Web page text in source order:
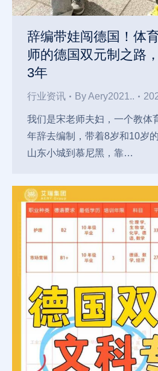
辞编带娃闯德国！体
师的德国双元制之路
3年
行业资讯 ByAery2021..
我们是宋老师夫妇，一个教体
年辞去编制，带着8岁和10岁
山东小城到慕尼黑，靠…